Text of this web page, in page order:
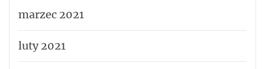
marzec 2021
luty 2021